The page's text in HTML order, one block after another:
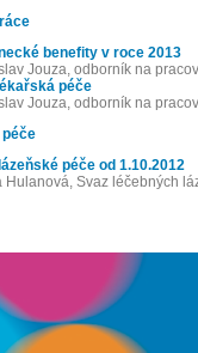
benefity v roce 2013
Jouza, odborník na
péče
Jouza, odborník na
péče
péče od 1.10.2012
Hulanová, Svaz léčebných